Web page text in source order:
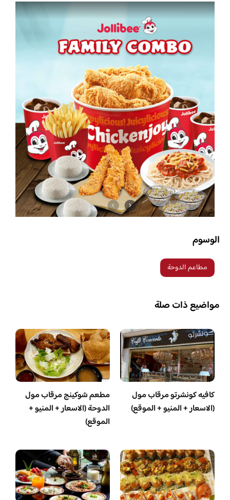
الوسوم
مطاعم الدوحة
مواضيع ذات صلة
كافيه كونشرتو مرقاب مول
(الاسعار + المنيو + الموقع)
مطعم شوكينج مرقاب مول
الدوحة (الاسعار + المنيو +
الموقع)